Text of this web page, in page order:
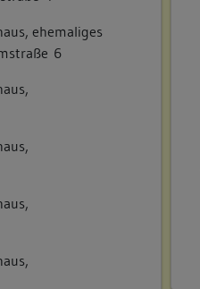
ehemaliges
6